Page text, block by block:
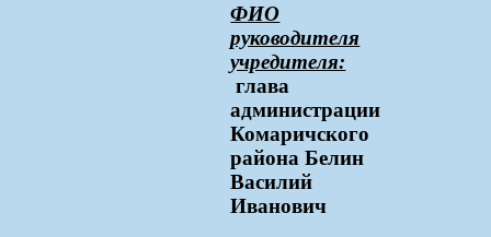
ФИО
руководителя
учредителя:
глава
администрации
Комаричского
района Белин
Василий
Иванович